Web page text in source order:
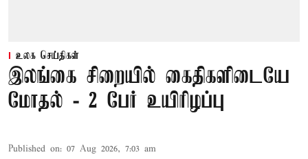
உலக செய்திகள்
இலங்கை சிறையில் கைதிகளிடையே
மோதல் - 2 பேர் உயிரிழப்பு
Published on: 07 Aug 2026, 7:03 am